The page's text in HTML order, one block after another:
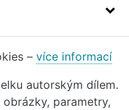
– více informací
autorským dílem.
parametry,